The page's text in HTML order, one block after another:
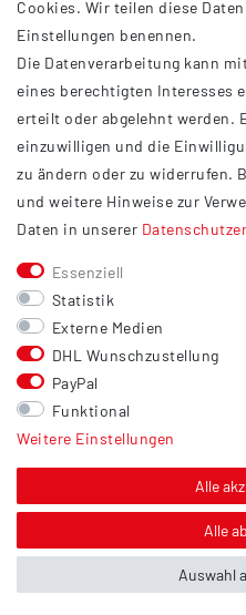
AGB
Impressum
Datenschutzerklärung
Widerrufsrecht
Barrierefreiheit
Service
Kontakt
Versand
Zahlung
Vertrag widerrufen
Sonstiges
Hinweis zur Entsorgung von
Über uns
Cookies. Wir teilen diese
Einstellungen benennen.
Die Datenverarbeitung kann
eines berechtigten Interesses
erteilt oder abgelehnt werden.
einzuwilligen und die
zu ändern oder zu widerrufen.
und weitere Hinweise zur
Daten in unserer
Essenziell
Statistik
Externe Medien
DHL Wunschzustellung
PayPal
Funktional
Weitere Einstellungen
Alle
Alle
Auswahl